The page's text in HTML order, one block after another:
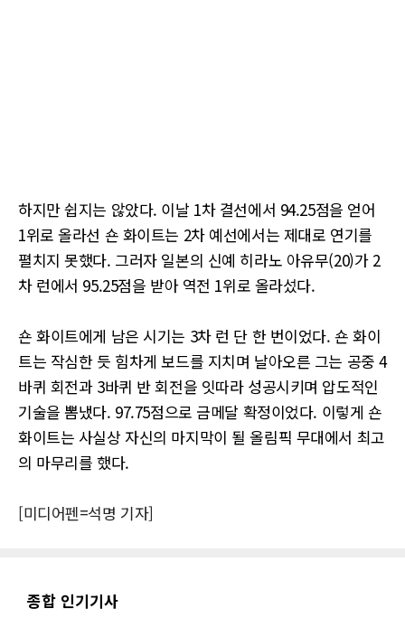
하지만 쉽지는 않았다. 이날 1차 결선에서 94.25점을 얻어
1위로 올라선 숀 화이트는 2차 예선에서는 제대로 연기를
펼치지 못했다. 그러자 일본의 신예 히라노 아유무(20)가 2
차 런에서 95.25점을 받아 역전 1위로 올라섰다.
숀 화이트에게 남은 시기는 3차 런 단 한 번이었다. 숀 화이
트는 작심한 듯 힘차게 보드를 지치며 날아오른 그는 공중 4
바퀴 회전과 3바퀴 반 회전을 잇따라 성공시키며 압도적인
기술을 뽐냈다. 97.75점으로 금메달 확정이었다. 이렇게 숀
화이트는 사실상 자신의 마지막이 될 올림픽 무대에서 최고
의 마무리를 했다.
[미디어펜=석명 기자]
종합 인기기사